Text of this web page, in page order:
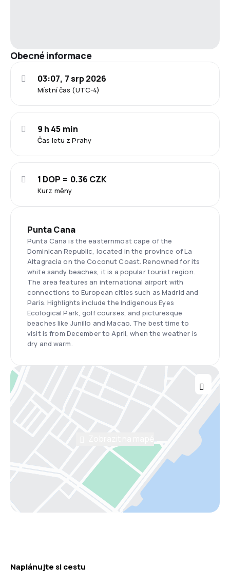
Obecné informace
Místní čas (UTC-4)
03:07, 7 srp 2026
Čas letu z Prahy
9 h 45 min
Kurz měny
1 DOP = 0.36 CZK
Punta Cana
Punta Cana is the easternmost cape of the
Dominican Republic, located in the province of La
Altagracia on the Coconut Coast. Renowned for its
white sandy beaches, it is a popular tourist region.
The area features an international airport with
connections to European cities such as Madrid and
Paris. Highlights include the Indigenous Eyes
Ecological Park, golf courses, and picturesque
beaches like Junillo and Macao. The best time to
visit is from December to April, when the weather is
dry and warm.
Naplánujte si cestu